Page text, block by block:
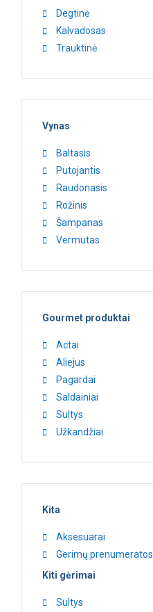
Degtinė
Kalvadosas
Trauktinė
Vynas
Baltasis
Putojantis
Raudonasis
Rožinis
Šampanas
Vermutas
Gourmet produktai
Actai
Aliejus
Pagardai
Saldainiai
Sultys
Užkandžiai
Kita
Aksesuarai
Gerimų prenumeratos
Kiti gėrimai
Sultys